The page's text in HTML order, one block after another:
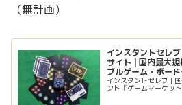
（無計画）
インスタントセレ
サイト | 国内最大
ブルゲーム・ボー
インスタントセレブ |
ント『ゲームマーケッ